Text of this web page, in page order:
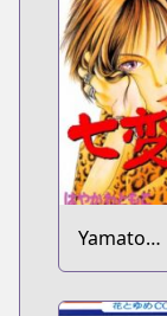
Yamato